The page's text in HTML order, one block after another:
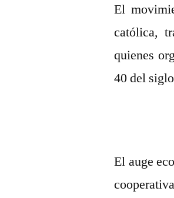
El
católica,
quienes
40 del
El auge